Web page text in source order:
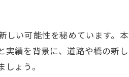
い可能性を秘めています。
績を背景に、道路や橋の新
ょう。